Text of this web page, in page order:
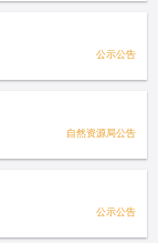
公示公告
自然资源局公告
公示公告